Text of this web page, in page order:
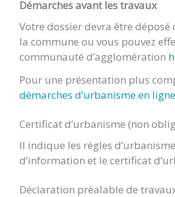
Démarches avant les travaux
Votre dossier devra être
la commune ou vous pouvez
communauté d’agglomération
Pour une présentation plus
démarches d’urbanisme en ligne
Certificat d’urbanisme (non
Il indique les règles
d’information et le certificat
Déclaration préalable de